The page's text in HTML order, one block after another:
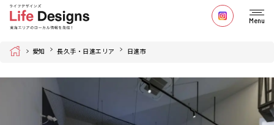
Menu
Home 愛知 長久手・日進エリア 日進市